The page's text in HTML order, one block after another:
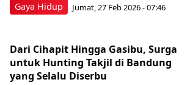
Gaya Hidup Jumat, 27 Feb 2026 - 07:46
Dari Cihapit Hingga Gasibu, Surga
untuk Hunting Takjil di Bandung
yang Selalu Diserbu